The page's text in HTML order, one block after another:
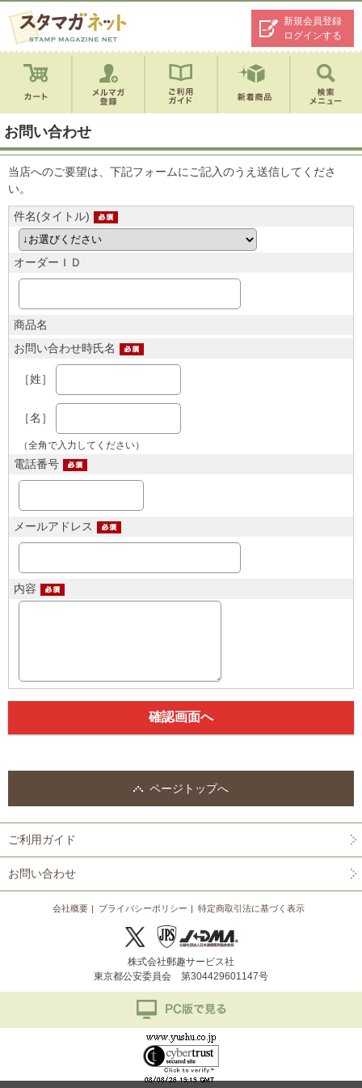
新規会員登録
ログインする
お問い合わせ
当店へのご要望は、下記フォームにご記入のうえ送信してくださ
い。
件名(タイトル)
オーダーＩＤ
商品名
お問い合わせ時氏名
［姓］
［名］
（全角で入力してください）
電話番号
メールアドレス
内容
ページトップへ
ご利用ガイド
お問い合わせ
会社概要 プライバシーポリシー 特定商取引法に基づく表示
株式会社郵趣サービス社
東京都公安委員会 第304429601147号